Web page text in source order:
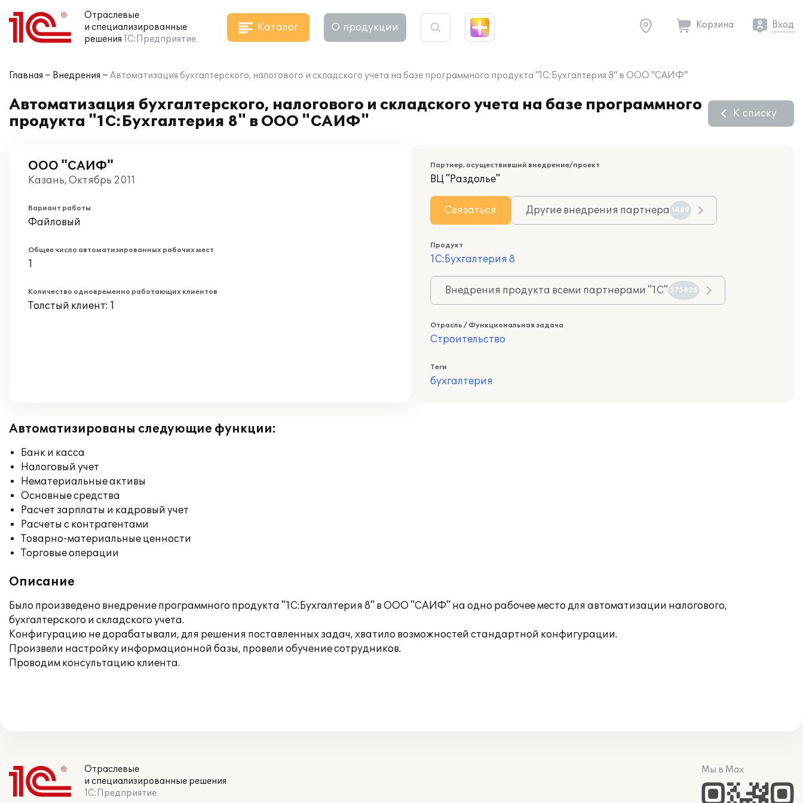
Отраслевые
и специализированные
решения 1С:Предприятие
Каталог О продукции Корзина Вход
Главная Внедрения Автоматизация бухгалтерского, налогового и складского учета на базе программного продукта "1С:Бухгалтерия 8" в ООО "САИФ"
Автоматизация бухгалтерского, налогового и складского учета на базе программного
продукта "1С:Бухгалтерия 8" в ООО "САИФ"
К списку
ООО "САИФ"
Казань, Октябрь 2011
Вариант работы
Файловый
Общее число автоматизированных рабочих мест
1
Количество одновременно работающих клиентов
Толстый клиент: 1
Партнер, осуществивший внедрение/проект
ВЦ "Раздолье"
Связаться Другие внедрения партнера 1489
Продукт
1С:Бухгалтерия 8
Внедрения продукта всеми партнерами "1С" 575825
Отрасль / Функциональная задача
Строительство
Теги
бухгалтерия
Автоматизированы следующие функции:
Банк и касса
Налоговый учет
Нематериальные активы
Основные средства
Расчет зарплаты и кадровый учет
Расчеты с контрагентами
Товарно-материальные ценности
Торговые операции
Описание
Было произведено внедрение программного продукта "1С:Бухгалтерия 8" в ООО "САИФ" на одно рабочее место для автоматизации налогового,
бухгалтерского и складского учета.
Конфигурацию не дорабатывали, для решения поставленных задач, хватило возможностей стандартной конфигурации.
Произвели настройку информационной базы, провели обучение сотрудников.
Проводим консультацию клиента.
Отраслевые
и специализированные решения
1С:Предприятие
Мы в Max